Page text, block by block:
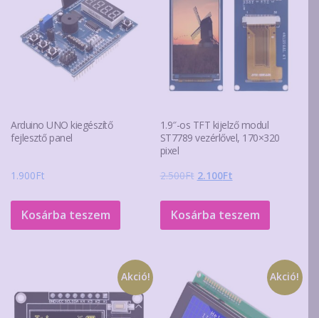
Arduino UNO kiegészítő
fejlesztő panel
1.900Ft
Kosárba teszem
1.9″-os TFT kijelző modul
ST7789 vezérlővel, 170×320
pixel
2.500Ft Original
was:
2.500Ft.
2.100FtCurrent
is:
2.100Ft.
Kosárba teszem
Akció! Akció!